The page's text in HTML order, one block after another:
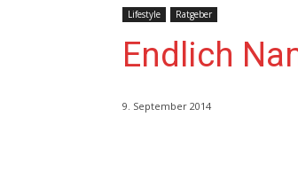
Lifestyle Ratgeber
Endlich
9. September 2014